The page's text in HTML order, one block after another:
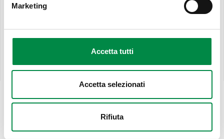
Marketing
Accetta tutti
Accetta selezionati
Rifiuta
Pubblicazione in data 5.7.2018
Ultimo aggiornamento pagina:
14 Ottobre 2021
Ultimo aggiornamento